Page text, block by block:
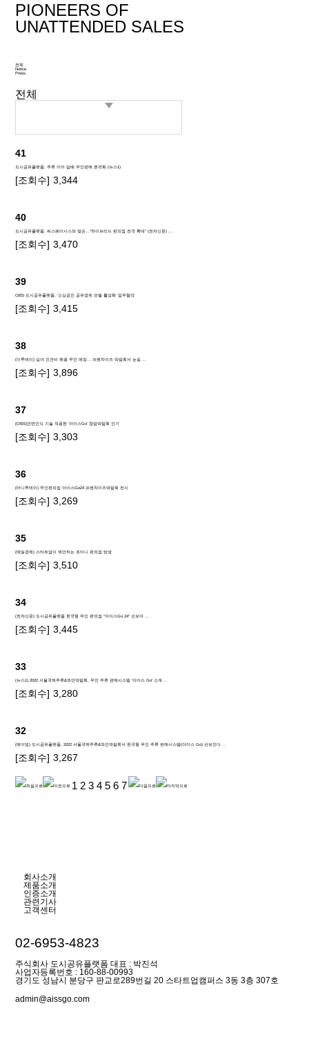
PIONEERS OF
UNATTENDED SALES
전체
Notice
Press
41
도시공유플랫폼, 주류 이어 담배 무인판매 본격화 (뉴스1)
[조회수] 3,344
40
도시공유플랫폼, 씨스페이시스와 맞손…“하이브리드 편의점 전국 확대” (전자신문) ...
[조회수] 3,470
39
OBS·도시공유플랫폼, '소상공인 공유경제 모델 활성화' 업무협약
[조회수] 3,415
38
(이투데이) 심야 인건비 해결 무인 매장... 프랜차이즈 박람회서 눈길 ...
[조회수] 3,896
37
(OBS)안면인식 기술 적용한 '아이스Go' 창업박람회 인기
[조회수] 3,303
36
(머니투데이) 무인편의점 아이스Go24 프랜차이즈박람회 전시
[조회수] 3,269
35
(매일경제) 스타트업이 제안하는 초미니 편의점 탄생
[조회수] 3,510
34
(전자신문) 도시공유플랫폼 한국형 무인 편의점 "아이스Go 24" 선보여 ...
[조회수] 3,445
33
(뉴스1) 2022 서울국제주류&와인박람회, 무인 주류 판매시스템 '아이스 Go' 소개 ...
[조회수] 3,280
32
(에이빙) 도시공유플랫폼, 2022 서울국제주류&와인박람회서 한국형 무인 주류 판매시스템(아이스 Go) 선보인다 ...
[조회수] 3,267
1 2 3 4 5 6 7
회사소개
제품소개
인증소개
관련기사
고객센터
02-6953-4823
주식회사 도시공유플랫폼 대표 : 박진석
사업자등록번호 : 160-88-00993
경기도 성남시 분당구 판교로289번길 20 스타트업캠퍼스 3동 3층 307호
admin@aissgo.com